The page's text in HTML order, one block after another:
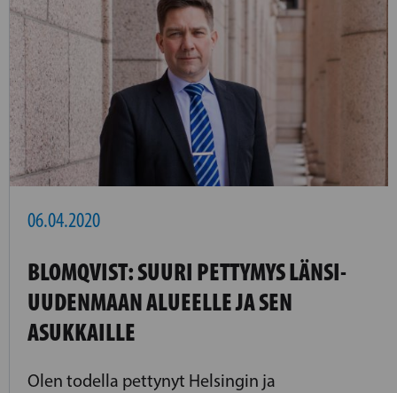
06.04.2020
BLOMQVIST: SUURI PETTYMYS LÄNSI-
UUDENMAAN ALUEELLE JA SEN
ASUKKAILLE
Olen todella pettynyt Helsingin ja